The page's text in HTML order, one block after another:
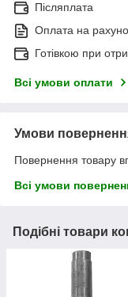
Післяплата
Оплата на
Готівкою при
Всі умови оплати
Умови
Повернення товару
Всі умови
Подібні товари